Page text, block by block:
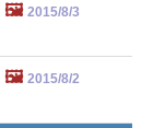
🖼️ 2015/8/3
🖼️ 2015/8/2